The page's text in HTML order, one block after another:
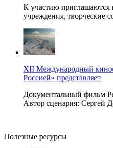
К участию приглашаются
учреждения, творческие
XII Международный
Россией» представляет
Документальный фильм
Автор сценария: Сергей
Полезные ресурсы